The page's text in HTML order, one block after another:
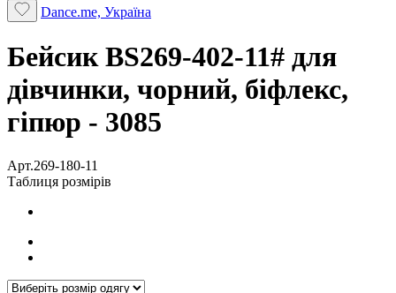
Dance.me, Україна
Бейсик BS269-402-11# для
дівчинки, чорний, біфлекс,
гіпюр - 3085
Арт.269-180-11
Таблиця розмірів